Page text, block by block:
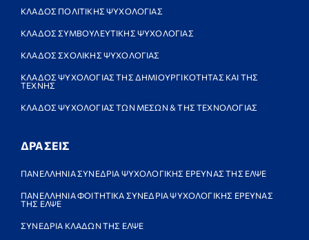
ΚΛΑΔΟΣ ΠΟΛΙΤΙΚΗΣ ΨΥΧΟΛΟΓΙΑΣ
ΚΛΑΔΟΣ ΣΥΜΒΟΥΛΕΥΤΙΚΗΣ ΨΥΧΟΛΟΓΙΑΣ
ΚΛΑΔΟΣ ΣΧΟΛΙΚΗΣ ΨΥΧΟΛΟΓΙΑΣ
ΚΛΑΔΟΣ ΨΥΧΟΛΟΓΙΑΣ ΤΗΣ ΔΗΜΙΟΥΡΓΙΚΟΤΗΤΑΣ ΚΑΙ ΤΗΣ
ΤΕΧΝΗΣ
ΚΛΑΔΟΣ ΨΥΧΟΛΟΓΙΑΣ ΤΩΝ ΜΕΣΩΝ & ΤΗΣ ΤΕΧΝΟΛΟΓΙΑΣ
ΔΡΑΣΕΙΣ
ΠΑΝΕΛΛΗΝΙΑ ΣΥΝΕΔΡΙΑ ΨΥΧΟΛΟΓΙΚΗΣ ΕΡΕΥΝΑΣ ΤΗΣ ΕΛΨΕ
ΠΑΝΕΛΛΗΝΙΑ ΦΟΙΤΗΤΙΚΑ ΣΥΝΕΔΡΙΑ ΨΥΧΟΛΟΓΙΚΗΣ ΕΡΕΥΝΑΣ
ΤΗΣ ΕΛΨΕ
ΣΥΝΕΔΡΙΑ ΚΛΑΔΩΝ ΤΗΣ ΕΛΨΕ